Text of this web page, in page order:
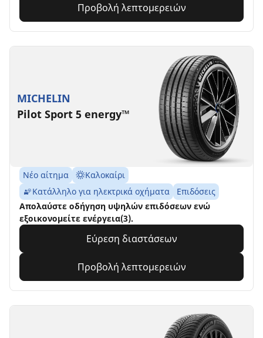
Προβολή λεπτομερειών
MICHELIN
Pilot Sport 5 energy™
Νέο αίτημα
Καλοκαίρι
Κατάλληλο για ηλεκτρικά οχήματα
Επιδόσεις
Απολαύστε οδήγηση υψηλών επιδόσεων ενώ
εξοικονομείτε ενέργεια(3).
Εύρεση διαστάσεων
Προβολή λεπτομερειών